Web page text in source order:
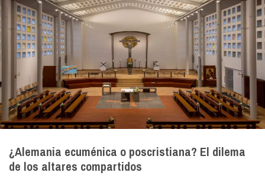
¿Alemania ecuménica o poscristiana? El dilema
de los altares compartidos